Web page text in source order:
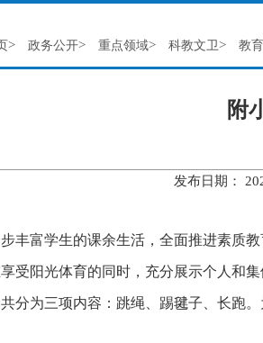
> 政务公开> 重点领域> 科教文卫> 教
附
发布日期：
丰富学生的课余生活，全面推进素质
受阳光体育的同时，充分展示个人和
分为三项内容：跳绳、踢毽子、长跑